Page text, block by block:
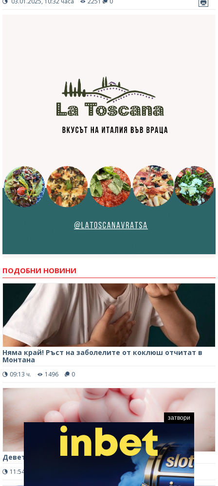
ПОДОБНИ НОВИНИ
Няма край! Ръст на заболелите от коклюш отчитат в
Монтана
09:13 ч. 1496 0
Девет бебета са починали от коклюш в Англия
11:54 ч.
затвори